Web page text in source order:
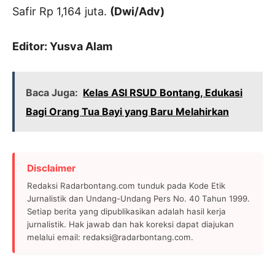
Safir Rp 1,164 juta. (Dwi/Adv)
Editor: Yusva Alam
Baca Juga: Kelas ASI RSUD Bontang, Edukasi
Bagi Orang Tua Bayi yang Baru Melahirkan
Disclaimer
Redaksi Radarbontang.com tunduk pada Kode Etik
Jurnalistik dan Undang-Undang Pers No. 40 Tahun 1999.
Setiap berita yang dipublikasikan adalah hasil kerja
jurnalistik. Hak jawab dan hak koreksi dapat diajukan
melalui email: redaksi@radarbontang.com.